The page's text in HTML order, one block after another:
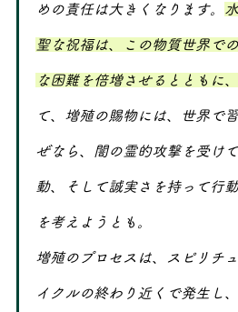
めの責任は大きくなります。
聖な祝福は、この物質世界で
な困難を倍増させるとともに
て、増殖の賜物には、世界で
ぜなら、闇の霊的攻撃を受け
動、そして誠実さを持って行
を考えようとも。
増殖のプロセスは、スピリチ
イクルの終わり近くで発生し